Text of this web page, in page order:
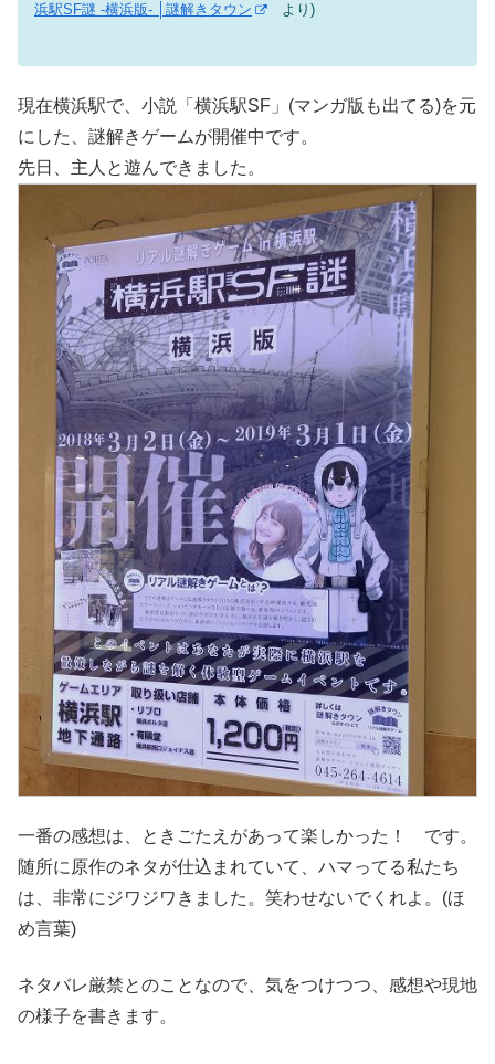
浜駅SF謎 -横浜版- │謎解きタウン
より)
現在横浜駅で、小説「横浜駅SF」(マンガ版も出てる)を元
にした、謎解きゲームが開催中です。
先日、主人と遊んできました。
一番の感想は、ときごたえがあって楽しかった！ です。
随所に原作のネタが仕込まれていて、ハマってる私たち
は、非常にジワジワきました。笑わせないでくれよ。(ほ
め言葉)
ネタバレ厳禁とのことなので、気をつけつつ、感想や現地
の様子を書きます。